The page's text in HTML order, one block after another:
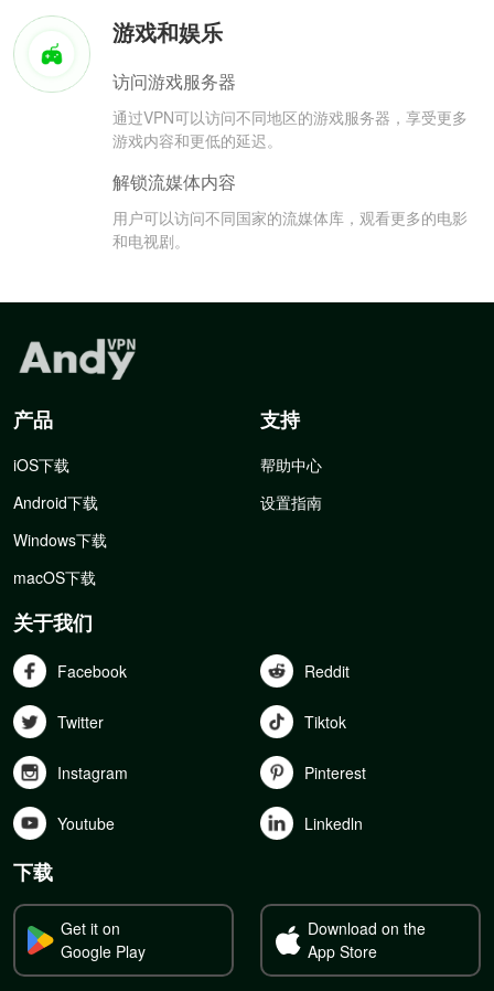
游戏和娱乐
访问游戏服务器
通过VPN可以访问不同地区的游戏服务器，享受更多
游戏内容和更低的延迟。
解锁流媒体内容
用户可以访问不同国家的流媒体库，观看更多的电影
和电视剧。
产品
iOS下载
Android下载
Windows下载
macOS下载
支持
帮助中心
设置指南
关于我们
Facebook Reddit
Twitter Tiktok
Instagram Pinterest
Youtube Linkedln
下载
Get it on
Google Play
Download on the
App Store